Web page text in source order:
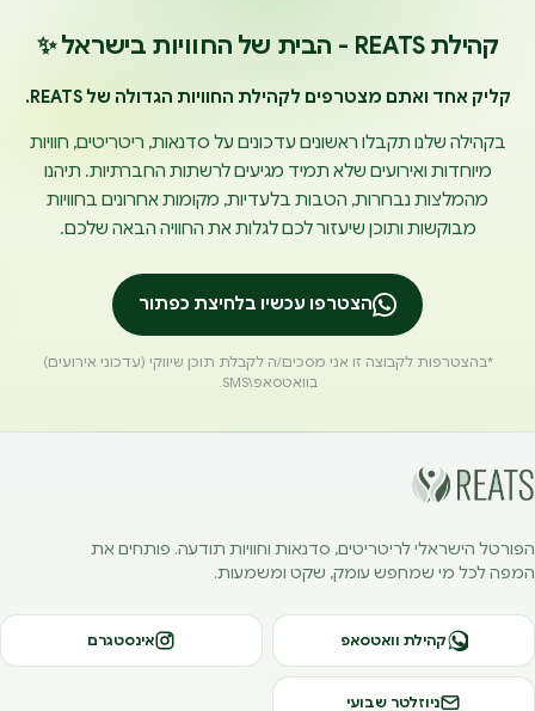
קהילת REATS - הבית של החוויות בישראל ✨
קליק אחד ואתם מצטרפים לקהילת החוויות הגדולה של REATS.
בקהילה שלנו תקבלו ראשונים עדכונים על סדנאות, ריטריטים, חוויות
מיוחדות ואירועים שלא תמיד מגיעים לרשתות החברתיות. תיהנו
מהמלצות נבחרות, הטבות בלעדיות, מקומות אחרונים בחוויות
מבוקשות ותוכן שיעזור לכם לגלות את החוויה הבאה שלכם.
הצטרפו עכשיו בלחיצת כפתור
*בהצטרפות לקבוצה זו אני מסכים/ה לקבלת תוכן שיווקי (עדכוני אירועים)
בוואטסאפ\SMS.
הפורטל הישראלי לריטריטים, סדנאות וחוויות תודעה. פותחים את
המפה לכל מי שמחפש עומק, שקט ומשמעות.
קהילת וואטסאפ אינסטגרם
ניוזלטר שבועי